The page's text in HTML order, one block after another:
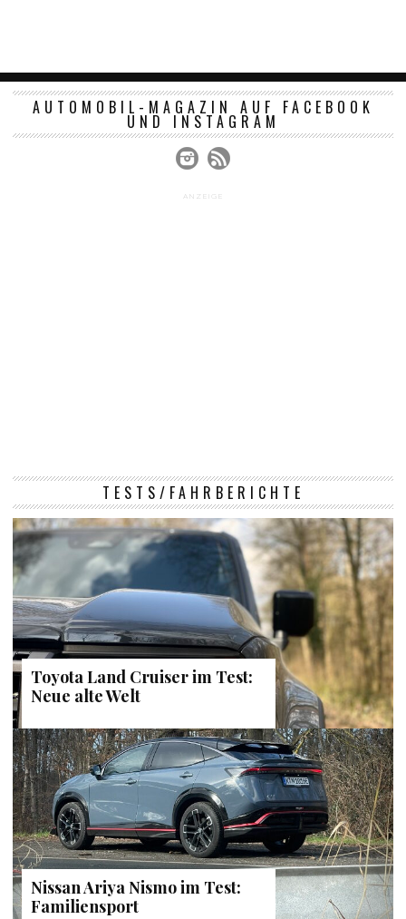
AUTOMOBIL-MAGAZIN AUF FACEBOOK
UND INSTAGRAM
ANZEIGE
TESTS/FAHRBERICHTE
Toyota Land Cruiser im Test:
Neue alte Welt
Nissan Ariya Nismo im Test:
Familiensport